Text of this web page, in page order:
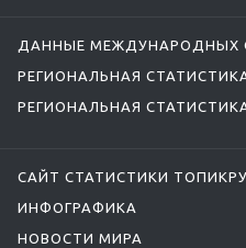
ДАННЫЕ МЕЖДУНАРОДНЫХ
РЕГИОНАЛЬНАЯ
РЕГИОНАЛЬНАЯ
САЙТ СТАТИСТИКИ ТОПИКРУ
ИНФОГРАФИКА
НОВОСТИ МИРА